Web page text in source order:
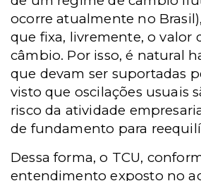
ocorre atualmente no
que fixa, livremente, o valor
câmbio. Por isso, é natural
que devam ser suportadas
visto que oscilações usuais
risco da atividade
de fundamento para
Dessa forma, o TCU,
entendimento exposto no